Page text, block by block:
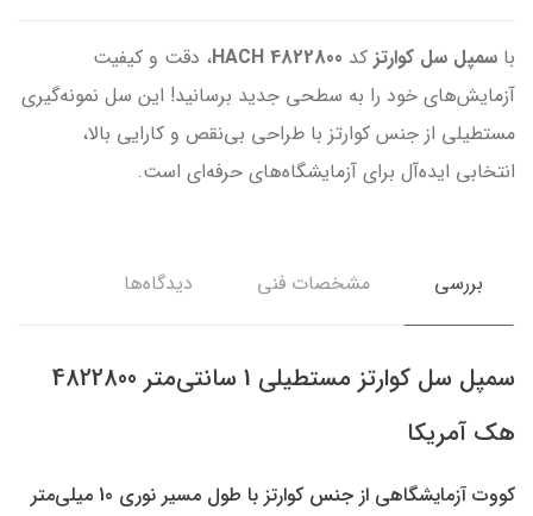
با سمپل سل کوارتز کد 4822800
HACH، دقت و کیفیت
آزمایش‌های خود را به سطحی جدید برسانید! این سل نمونه‌گیری
مستطیلی از جنس کوارتز با طراحی بی‌نقص و کارایی بالا،
انتخابی ایده‌آل برای آزمایشگاه‌های حرفه‌ای است.
بررسی مشخصات فنی دیدگاه‌ها
سمپل سل کوارتز مستطیلی 1 سانتی‌متر 4822800
هک آمریکا
کووت آزمایشگاهی از جنس کوارتز با طول مسیر نوری 10 میلی‌متر